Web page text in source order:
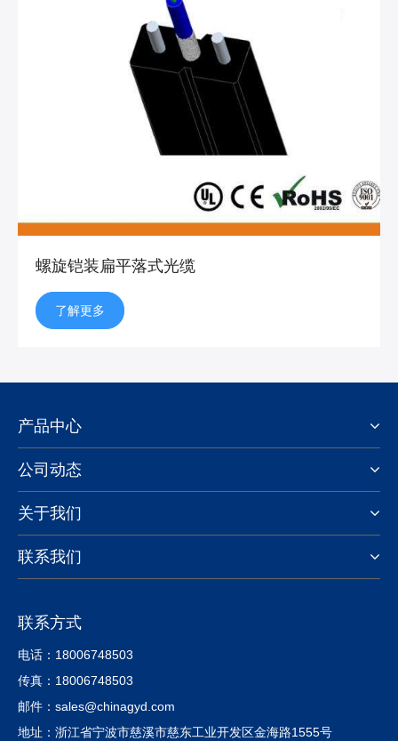
螺旋铠装扁平落式光缆
了解更多
产品中心
公司动态
关于我们
联系我们
联系方式
电话：18006748503
传真：18006748503
邮件：sales@chinagyd.com
地址：浙江省宁波市慈溪市慈东工业开发区金海路1555号